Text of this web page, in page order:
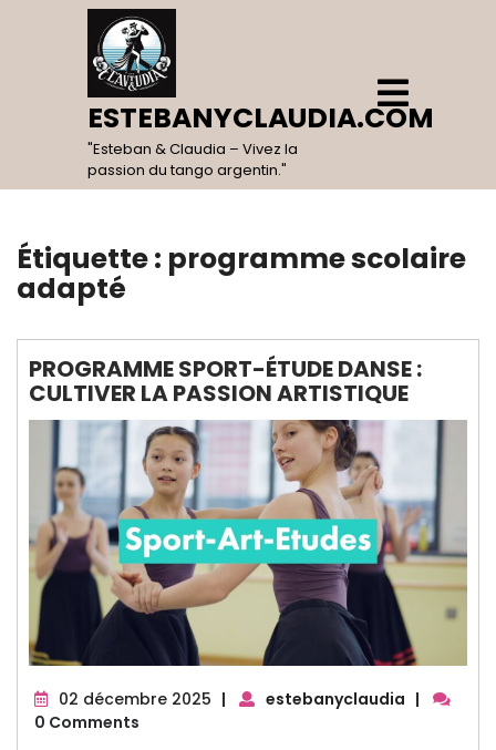
ESTEBANYCLAUDIA.COM
"Esteban & Claudia – Vivez la
passion du tango argentin."
Open
Menu
Étiquette : programme scolaire
adapté
PROGRAMME SPORT-ÉTUDE DANSE :
CULTIVER LA PASSION ARTISTIQUE
02 décembre 2025 02
| estebanyclaudia |
0 Comments